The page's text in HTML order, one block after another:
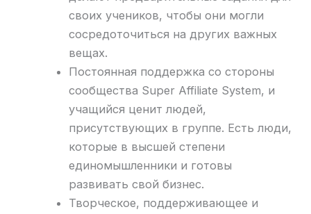
своих учеников, чтобы они могли
сосредоточиться на других важных
вещах.
Постоянная поддержка со стороны
сообщества Super Affiliate System, и
учащийся ценит людей,
присутствующих в группе. Есть люди,
которые в высшей степени
единомышленники и готовы
развивать свой бизнес.
Творческое, поддерживающее и